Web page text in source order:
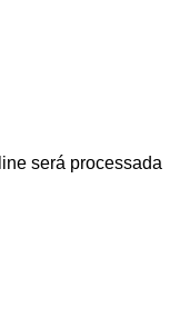
será processada